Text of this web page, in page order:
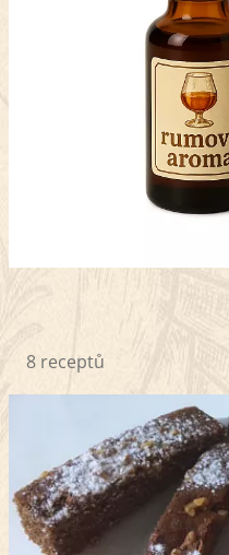
8 receptů